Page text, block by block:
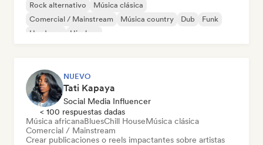
Rock alternativo
Música clásica
Comercial / Mainstream
Música country Dub
Funk
Hardcore
Hip-hop
NUEVO
Tati Kapaya
Social Media Influencer
< 100 respuestas dadas
Música africanaBluesChill HouseMúsica clásica
Comercial / Mainstream
Crear publicaciones o reels impactantes sobre artistas